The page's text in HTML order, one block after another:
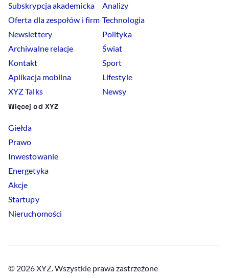
Subskrypcja akademicka
Oferta dla zespołów i firm
Newslettery
Archiwalne relacje
Kontakt
Aplikacja mobilna
XYZ Talks
Analizy
Technologia
Polityka
Świat
Sport
Lifestyle
Newsy
Więcej od XYZ
Giełda
Prawo
Inwestowanie
Energetyka
Akcje
Startupy
Nieruchomości
© 2026 XYZ. Wszystkie prawa zastrzeżone